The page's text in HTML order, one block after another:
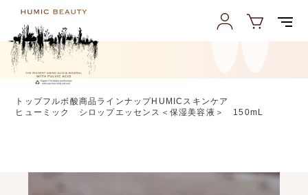
トップフルボ酸商品ラインナップHUMICスキンケア
ヒューミック シロップエッセンス＜保湿美容液＞ 150mL